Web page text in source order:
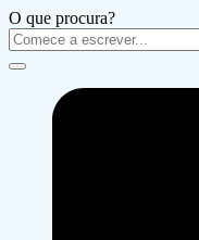
O que procura?